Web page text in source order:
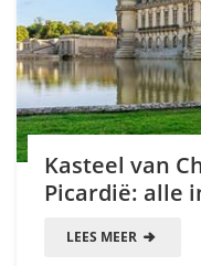
Kasteel van
Picardië: alle
LEES MEER